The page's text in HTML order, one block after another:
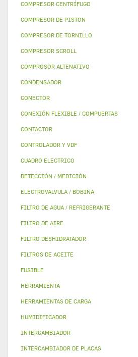
COMPRESOR CENTRÍFUGO
COMPRESOR DE PISTON
COMPRESOR DE TORNILLO
COMPRESOR SCROLL
COMPROSOR ALTENATIVO
CONDENSADOR
CONECTOR
CONEXIÓN FLEXIBLE / COMPUERTAS
CONTACTOR
CONTROLADOR Y VDF
CUADRO ELECTRICO
DETECCIÓN / MEDICIÓN
ELECTROVALVULA / BOBINA
FILTRO DE AGUA / REFRIGERANTE
FILTRO DE AIRE
FILTRO DESHIDRATADOR
FILTROS DE ACEITE
FUSIBLE
HERRAMIENTA
HERRAMIENTAS DE CARGA
HUMIDIFICADOR
INTERCAMBIADOR
INTERCAMBIADOR DE PLACAS